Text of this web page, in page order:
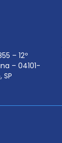
– 12º
– 04101-
SP